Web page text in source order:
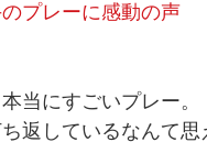
プレーに感動の声
当にすごいプレー。
返しているなんて